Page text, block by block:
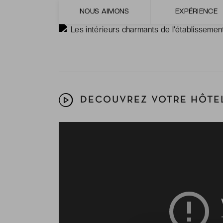
NOUS AIMONS EXPÉRIENCE
Le libre accès à l’espace fitness & spa,
Les intérieurs charmants de
DECOUVREZ VOTRE